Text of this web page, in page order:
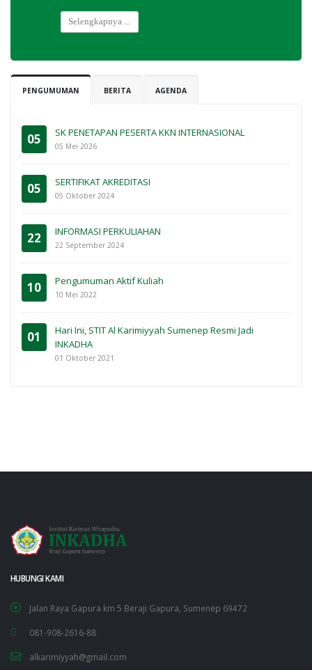
Selengkapnya ...
PENGUMUMAN BERITA AGENDA
05 SK PENETAPAN PESERTA KKN INTERNASIONAL
05 Mei 2026
05 SERTIFIKAT AKREDITASI
05 Oktober 2024
22 INFORMASI PERKULIAHAN
22 September 2024
10 Pengumuman Aktif Kuliah
10 Mei 2022
01
Hari Ini, STIT Al Karimiyyah Sumenep Resmi Jadi
INKADHA
01 Oktober 2021
HUBUNGI KAMI
Jalan Raya Gapura km 5 Beraji Gapura, Sumenep 69472
081-908-2616-88
alkarimiyyah@gmail.com